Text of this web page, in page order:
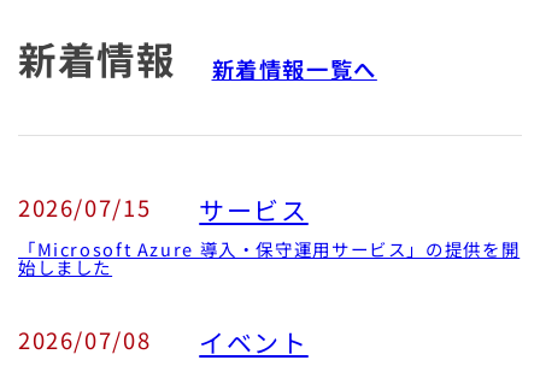
新着情報 新着情報一覧へ
2026/07/15 サービス
「Microsoft Azure 導入・保守運用サービス」の提供を開
始しました
2026/07/08 イベント